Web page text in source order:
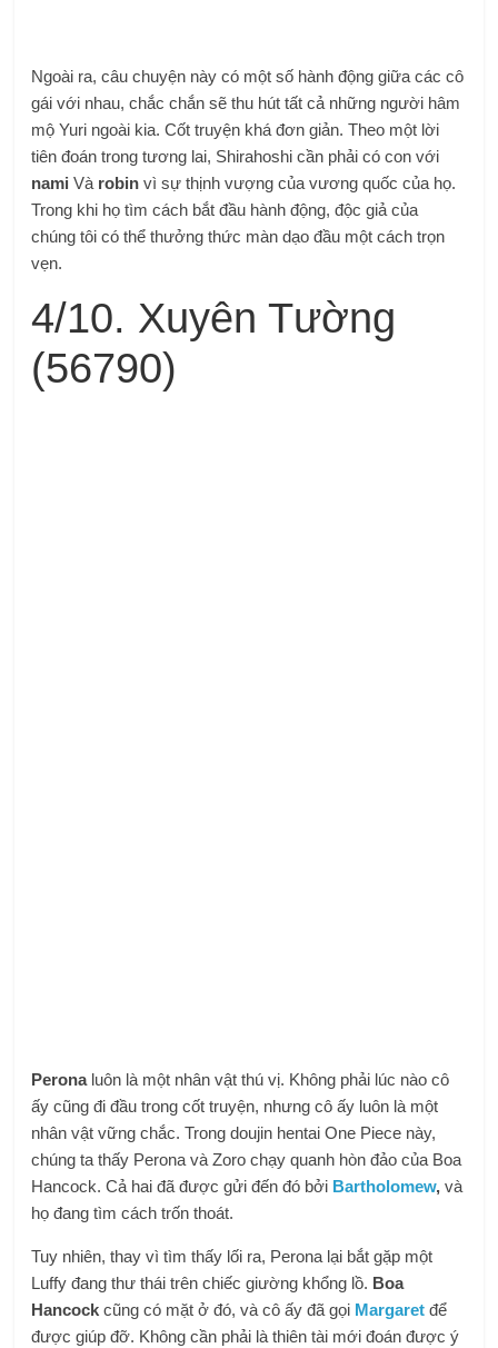
Ngoài ra, câu chuyện này có một số hành động giữa các cô
gái với nhau, chắc chắn sẽ thu hút tất cả những người hâm
mộ Yuri ngoài kia. Cốt truyện khá đơn giản. Theo một lời
tiên đoán trong tương lai, Shirahoshi cần phải có con với
nami Và robin vì sự thịnh vượng của vương quốc của họ.
Trong khi họ tìm cách bắt đầu hành động, độc giả của
chúng tôi có thể thưởng thức màn dạo đầu một cách trọn
vẹn.
4/10. Xuyên Tường
(56790)
Perona luôn là một nhân vật thú vị. Không phải lúc nào cô
ấy cũng đi đầu trong cốt truyện, nhưng cô ấy luôn là một
nhân vật vững chắc. Trong doujin hentai One Piece này,
chúng ta thấy Perona và Zoro chạy quanh hòn đảo của Boa
Hancock. Cả hai đã được gửi đến đó bởi Bartholomew, và
họ đang tìm cách trốn thoát.
Tuy nhiên, thay vì tìm thấy lối ra, Perona lại bắt gặp một
Luffy đang thư thái trên chiếc giường khổng lồ. Boa
Hancock cũng có mặt ở đó, và cô ấy đã gọi Margaret để
được giúp đỡ. Không cần phải là thiên tài mới đoán được ý